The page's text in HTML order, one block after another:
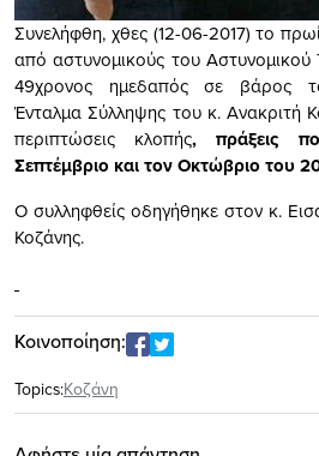
Συνελήφθη, χθες (12-06-2017) το
από αστυνομικούς του Αστυνομικού
49χρονος ημεδαπός σε βάρος
Ένταλμα Σύλληψης του κ. Ανακριτή
περιπτώσεις κλοπής, πράξεις
Σεπτέμβριο και τον Οκτώβριο του
Ο συλληφθείς οδηγήθηκε στον κ.
Κοζάνης.
Κοινοποίηση:
Topics:Κοζάνη